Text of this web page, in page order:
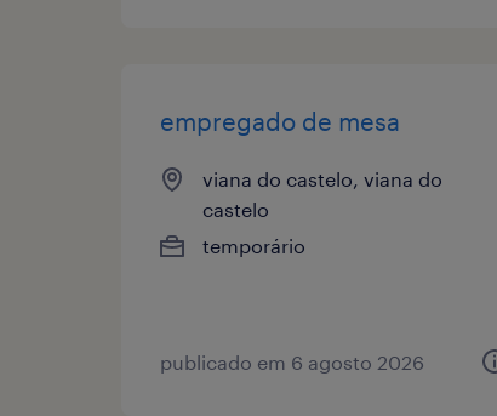
empregado de mesa
viana do castelo, viana do
castelo
temporário
publicado em 6 agosto 2026